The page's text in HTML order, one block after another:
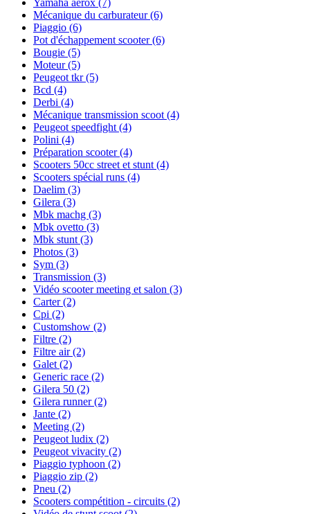
Mécanique du carburateur(6)
Piaggio (6)
Pot d'échappement scooter(6)
Bougie (5)
Moteur(5)
Peugeot tkr(5)
Bcd (4)
Derbi (4)
Mécanique transmission scoot (4)
Peugeot speedfight (4)
Polini (4)
Préparation scooter(4)
Scooters 50cc street et stunt (4)
Scooters spécial runs (4)
Daelim (3)
Gilera (3)
Mbk machg (3)
Mbk ovetto (3)
Mbk stunt (3)
Photos (3)
Sym (3)
Transmission (3)
Vidéo scooter meeting et salon (3)
Carter(2)
Cpi (2)
Customshow (2)
Filtre (2)
Filtre air(2)
Galet (2)
Generic race (2)
Gilera 50 (2)
Gilera runner(2)
Jante (2)
Meeting (2)
Peugeot ludix (2)
Peugeot vivacity (2)
Piaggio typhoon (2)
Piaggio zip (2)
Pneu (2)
Scooters compétition - circuits (2)